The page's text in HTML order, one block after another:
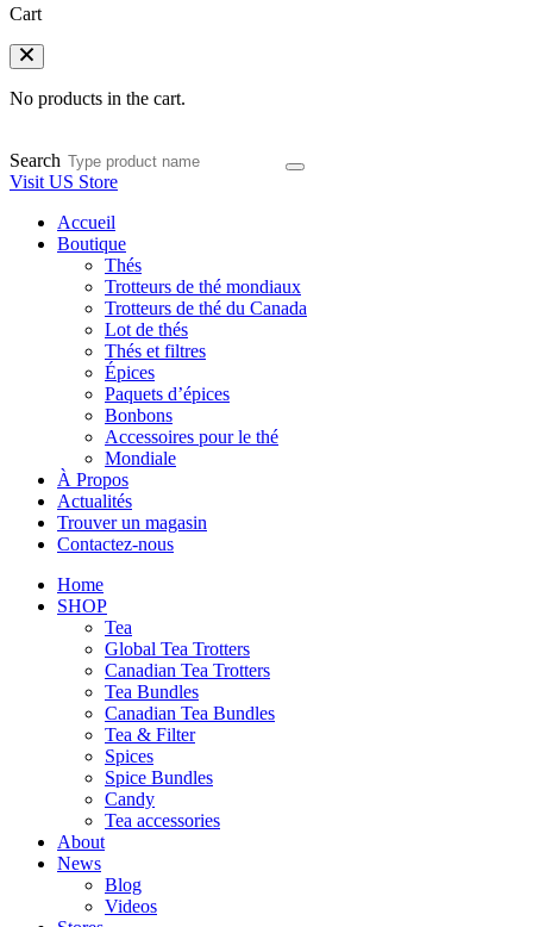
Cart
No products in the cart.
Search
Visit US Store
Accueil
Boutique
Thés
Trotteurs de thé mondiaux
Trotteurs de thé du Canada
Lot de thés
Thés et filtres
Épices
Paquets d’épices
Bonbons
Accessoires pour le thé
Mondiale
À Propos
Actualités
Trouver un magasin
Contactez-nous
Home
SHOP
Tea
Global Tea Trotters
Canadian Tea Trotters
Tea Bundles
Canadian Tea Bundles
Tea & Filter
Spices
Spice Bundles
Candy
Tea accessories
About
News
Blog
Videos